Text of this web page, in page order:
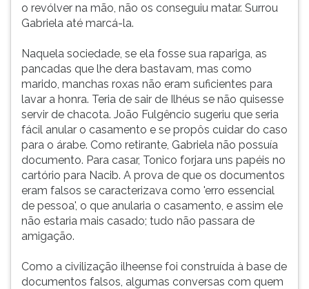
o revólver na mão, não os conseguiu matar. Surrou
Gabriela até marcá-la.
Naquela sociedade, se ela fosse sua rapariga, as
pancadas que lhe dera bastavam, mas como
marido, manchas roxas não eram suficientes para
lavar a honra. Teria de sair de Ilhéus se não quisesse
servir de chacota. João Fulgêncio sugeriu que seria
fácil anular o casamento e se propôs cuidar do caso
para o árabe. Como retirante, Gabriela não possuía
documento. Para casar, Tonico forjara uns papéis no
cartório para Nacib. A prova de que os documentos
eram falsos se caracterizava como 'erro essencial
de pessoa', o que anularia o casamento, e assim ele
não estaria mais casado; tudo não passara de
amigação.
Como a civilização ilheense foi construída à base de
documentos falsos, algumas conversas com quem